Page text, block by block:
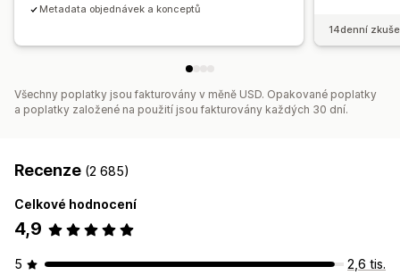
Metadata objednávek a konceptů
14denní
Všechny poplatky jsou fakturovány v měně USD. Opakované poplatky
a poplatky založené na použití jsou fakturovány každých 30 dní.
Recenze (2 685)
Celkové hodnocení
4,9
5
2,6 tis.